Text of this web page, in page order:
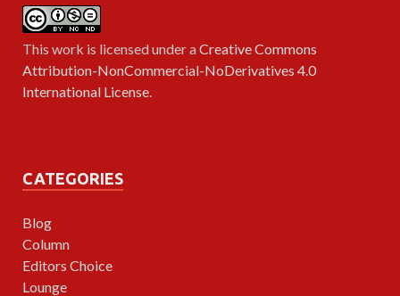
This work is licensed under aCreative Commons
Attribution-NonCommercial-NoDerivatives 4.0
International License.
CATEGORIES
Blog
Column
Editors Choice
Lounge